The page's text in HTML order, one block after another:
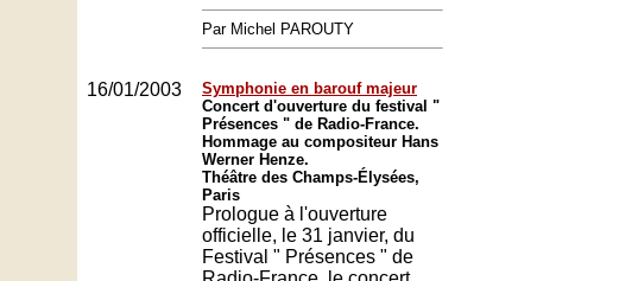
Par Michel PAROUTY
16/01/2003
Symphonie en barouf majeur
Concert d'ouverture du festival "
Présences " de Radio-France.
Hommage au compositeur Hans
Werner Henze.
Théâtre des Champs-Élysées,
Paris
Prologue à l'ouverture
officielle, le 31 janvier, du
Festival " Présences " de